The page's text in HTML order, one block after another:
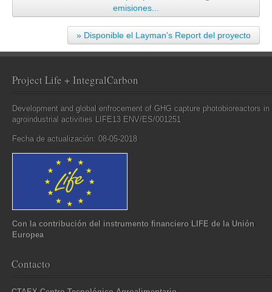
emisiones...
» Disponible el Layman's Report del proyecto
Project Life + IntegralCarbon
Development and global enfrocement of GHG capture photobioreactors in
agroindustrial activities LIFE13 ENV/ES/001251
Fecha de actualización: 08-05-2018
Con la contribución del instrumento financiero LIFE de la Unión
Europea
Contacto